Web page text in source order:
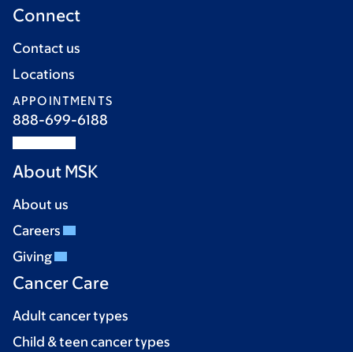
Connect
Contact us
Locations
APPOINTMENTS
888-699-6188
About MSK
About us
Careers
Giving
Cancer Care
Adult cancer types
Child & teen cancer types